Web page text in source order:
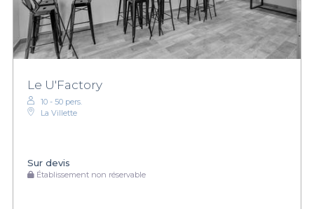
Le U'Factory
10 - 50 pers.
La Villette
Sur devis
Établissement non réservable